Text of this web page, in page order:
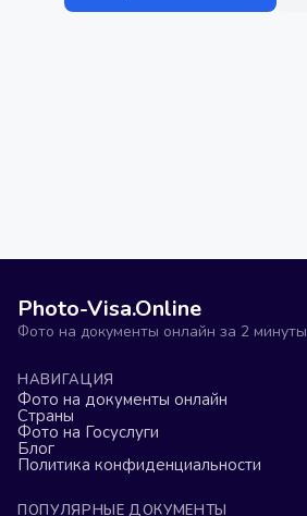
Photo-Visa.Online
Фото на документы онлайн за 2 минуты
НАВИГАЦИЯ
Фото на документы онлайн
Страны
Фото на Госуслуги
Блог
Политика конфиденциальности
ПОПУЛЯРНЫЕ ДОКУМЕНТЫ